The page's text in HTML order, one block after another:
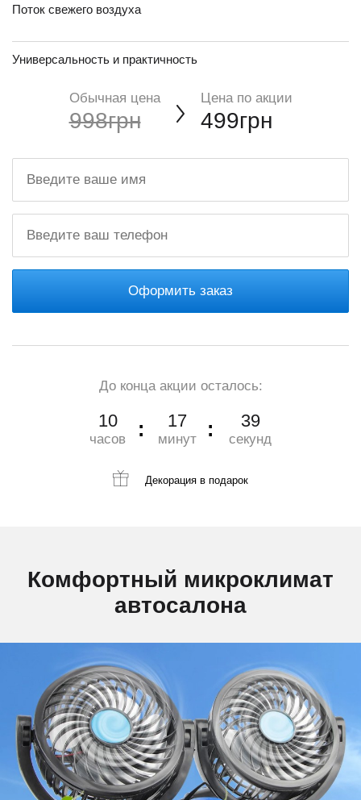
Поток свежего воздуха
Универсальность и практичность
Обычная цена
998грн
Цена по акции
499грн
Оформить заказ
До конца акции осталось:
10
часов
17
минут
37
секунд
Декорация в подарок
Комфортный микроклимат
автосалона